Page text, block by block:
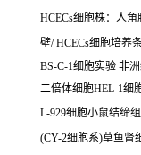
HCECs细胞株：人
壁/ HCECs细胞培养
BS-C-1细胞实验 非
二倍体细胞HEL-1细
L-929细胞小鼠结缔
(CY-2细胞系)草鱼肾